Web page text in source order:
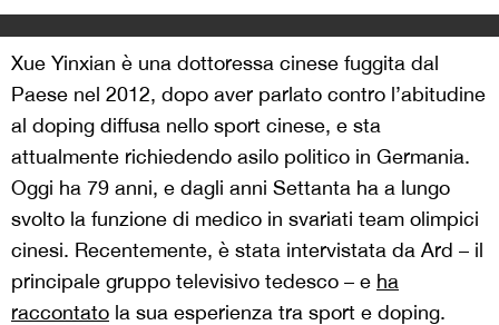
Xue Yinxian è una dottoressa cinese fuggita dal
Paese nel 2012, dopo aver parlato contro l’abitudine
al doping diffusa nello sport cinese, e sta
attualmente richiedendo asilo politico in Germania.
Oggi ha 79 anni, e dagli anni Settanta ha a lungo
svolto la funzione di medico in svariati team olimpici
cinesi. Recentemente, è stata intervistata da Ard – il
principale gruppo televisivo tedesco – e ha
raccontato la sua esperienza tra sport e doping.